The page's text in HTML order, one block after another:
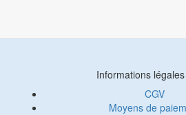
Informations légales
CGV
Moyens de